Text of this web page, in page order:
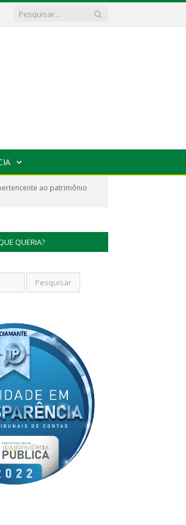
ao patrimônio
QUERIA?